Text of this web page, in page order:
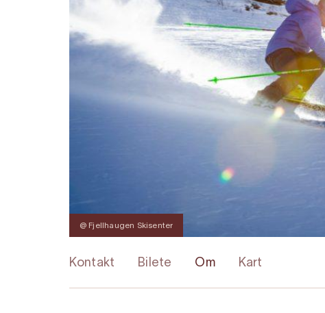
@ Fjellhaugen Skisenter
Kontakt Bilete Om Kart